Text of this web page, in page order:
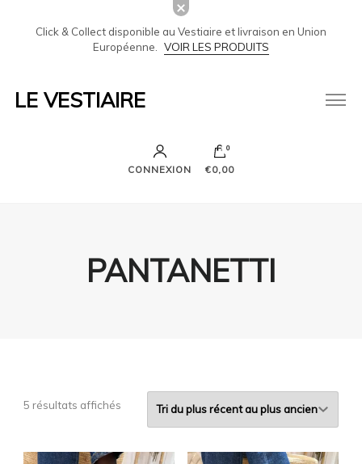
Click & Collect disponible au Vestiaire et livraison en Union
Européenne.
VOIR LES PRODUITS
LE VESTIAIRE
CONNEXION
0
€0,00
PANTANETTI
5 résultats affichés